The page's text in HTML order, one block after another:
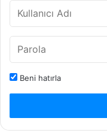
Beni hatırla